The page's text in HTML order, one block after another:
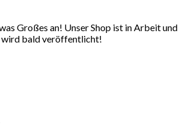
Großes an! Unser Shop ist in Arbeit und
wird bald veröffentlicht!